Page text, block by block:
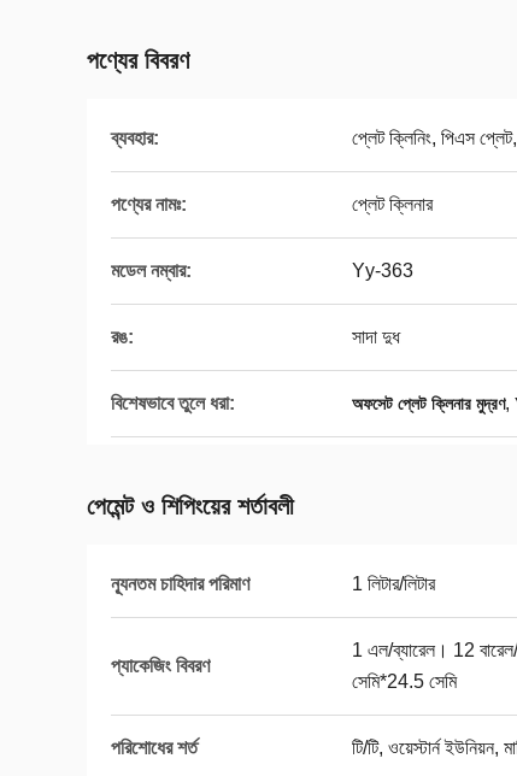
পণ্যের বিবরণ
ব্যবহার: প্লেট ক্লিনিং, পিএস
পণ্যের নামঃ: প্লেট ক্লিনার
মডেল নম্বার: Yy-363
রঙ: সাদা দুধ
বিশেষভাবে তুলে ধরা: অফসেট প্লেট ক্লিনার মুদ্রণ,
পেমেন্ট ও শিপিংয়ের শর্তাবলী
ন্যূনতম চাহিদার পরিমাণ 1 লিটার/লিটার
প্যাকেজিং বিবরণ
1 এল/ব্যারেল। 12
সেমি*24.5 সেমি
পরিশোধের শর্ত টি/টি, ওয়েস্টার্ন ইউনিয়ন,